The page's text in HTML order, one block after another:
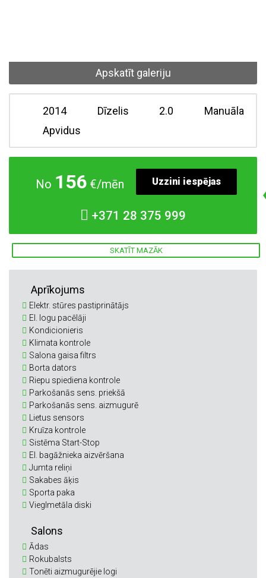
Apskatīt galeriju
2014 Dīzelis 2.0
Manuāla
Apvidus
No 156€/mēn Uzzini iespējas
+371 28 375 999
SKATĪT MAZĀK
Aprīkojums
Elektr. stūres pastiprinātājs
El. logu pacēlāji
Kondicionieris
Klimata kontrole
Salona gaisa filtrs
Borta dators
Riepu spiediena kontrole
Parkošanās sens. priekšā
Parkošanās sens. aizmugurē
Lietus sensors
Kruīza kontrole
Sistēma Start-Stop
El. bagāžnieka aizvēršana
Jumta reliņi
Sakabes āķis
Sporta paka
Vieglmetāla diski
Salons
Ādas
Rokubalsts
Tonēti aizmugurējie logi